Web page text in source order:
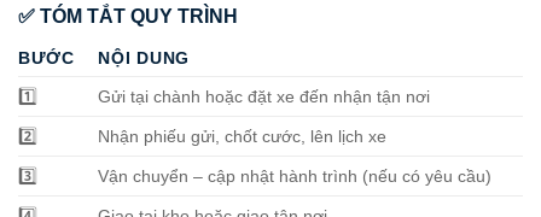
✅ TÓM TẮT QUY TRÌNH
BƯỚC
NỘI DUNG
1️⃣
Gửi tại chành hoặc đặt xe đến nhận tận nơi
2️⃣ Nhận phiếu gửi, chốt cước, lên lịch xe
3️⃣ Vận chuyển – cập nhật hành trình (nếu có yêu cầu)